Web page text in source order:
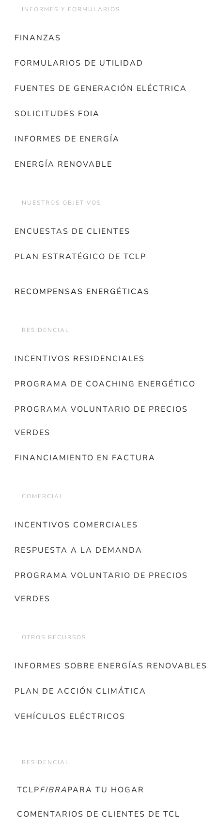
INFORMES Y FORMULARIOS
FINANZAS
FORMULARIOS DE UTILIDAD
FUENTES DE GENERACIÓN ELÉCTRICA
SOLICITUDES FOIA
INFORMES DE ENERGÍA
ENERGÍA RENOVABLE
NUESTROS OBJETIVOS
ENCUESTAS DE CLIENTES
PLAN ESTRATÉGICO DE TCLP
RECOMPENSAS ENERGÉTICAS
RESIDENCIAL
INCENTIVOS RESIDENCIALES
PROGRAMA DE COACHING ENERGÉTICO
PROGRAMA VOLUNTARIO DE PRECIOS
VERDES
FINANCIAMIENTO EN FACTURA
COMERCIAL
INCENTIVOS COMERCIALES
RESPUESTA A LA DEMANDA
PROGRAMA VOLUNTARIO DE PRECIOS
VERDES
OTROS RECURSOS
INFORMES SOBRE ENERGÍAS RENOVABLES
PLAN DE ACCIÓN CLIMÁTICA
VEHÍCULOS ELÉCTRICOS
RESIDENCIAL
TCLPFIBRAPARA TU HOGAR
COMENTARIOS DE CLIENTES DE TCL